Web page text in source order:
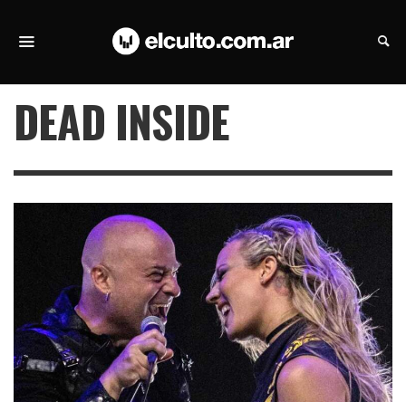
DEAD INSIDE